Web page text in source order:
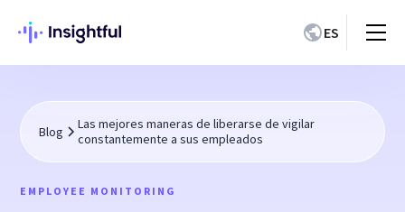
ES
Blog
Las mejores maneras de liberarse de vigilar
constantemente a sus empleados
EMPLOYEE MONITORING